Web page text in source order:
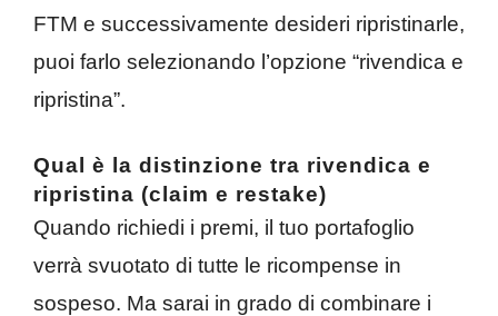
FTM e successivamente desideri ripristinarle,
puoi farlo selezionando l’opzione “rivendica e
ripristina”.
Qual è la distinzione tra rivendica e
ripristina (claim e restake)
Quando richiedi i premi, il tuo portafoglio
verrà svuotato di tutte le ricompense in
sospeso. Ma sarai in grado di combinare i